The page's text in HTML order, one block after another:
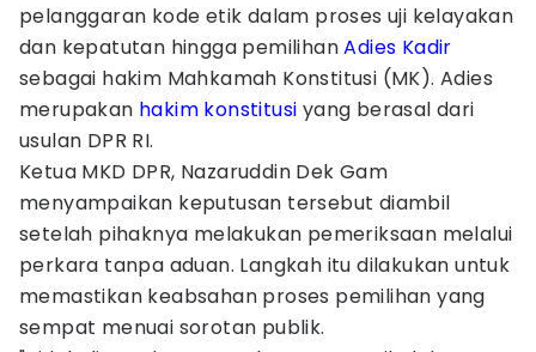
pelanggaran kode etik dalam proses uji kelayakan
dan kepatutan hingga pemilihanAdies Kadir
sebagai hakim Mahkamah Konstitusi (MK). Adies
merupakan hakim konstitusi yang berasal dari
usulan DPR RI.
Ketua MKD DPR, Nazaruddin Dek Gam
menyampaikan keputusan tersebut diambil
setelah pihaknya melakukan pemeriksaan melalui
perkara tanpa aduan. Langkah itu dilakukan untuk
memastikan keabsahan proses pemilihan yang
sempat menuai sorotan publik.